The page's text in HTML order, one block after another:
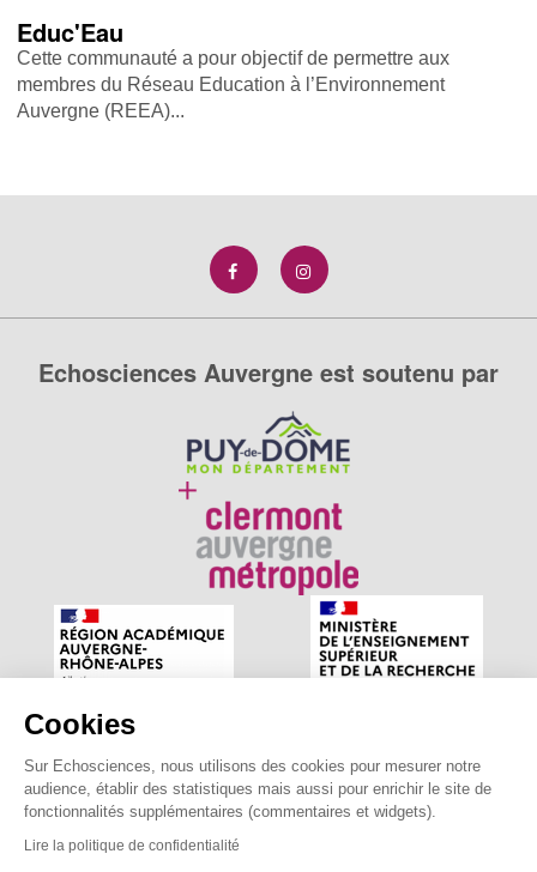
Cookies
Sur Echosciences, nous utilisons des cookies pour mesurer notre
audience, établir des statistiques mais aussi pour enrichir le site de
fonctionnalités supplémentaires (commentaires et widgets).
Lire la politique de confidentialité
Educ'Eau
Cette communauté a pour objectif de permettre aux
membres du Réseau Education à l’Environnement
Auvergne (REEA)...
Echosciences Auvergne est soutenu par
Echosciences Auvergne est le réseau social des amateurs
de sciences et de technologies du territoire. Propulsé par
astu'sciences.